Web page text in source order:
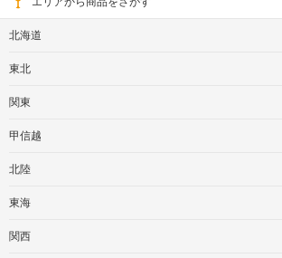
北海道
東北
関東
甲信越
北陸
東海
関西